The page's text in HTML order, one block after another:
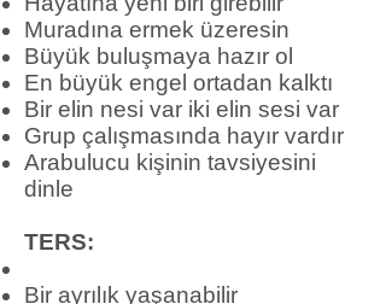
Muradına ermek üzeresin
Büyük buluşmaya hazır ol
En büyük engel ortadan kalktı
Bir elin nesi var iki elin sesi var
Grup çalışmasında hayır vardır
Arabulucu kişinin tavsiyesini
dinle
TERS:
Bir ayrılık yaşanabilir